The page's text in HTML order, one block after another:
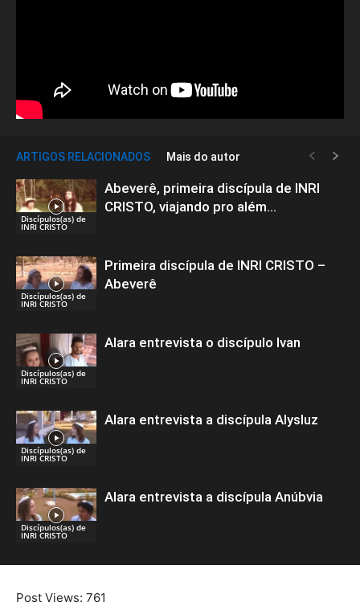
ARTIGOS RELACIONADOS Mais do autor
Discípulos(as) de
INRI CRISTO
Abeverê, primeira discípula de INRI
CRISTO, viajando pro além…
Discípulos(as) de
INRI CRISTO
Primeira discípula de INRI CRISTO –
Abeverê
Discípulos(as) de
INRI CRISTO
Alara entrevista o discípulo Ivan
Discípulos(as) de
INRI CRISTO
Alara entrevista a discípula Alysluz
Discípulos(as) de
INRI CRISTO
Alara entrevista a discípula Anúbvia
Post Views: 761